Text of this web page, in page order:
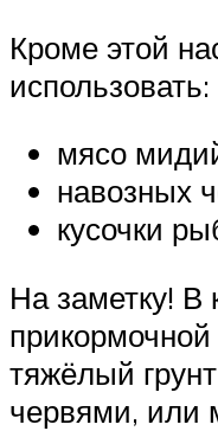
Кроме этой
использовать:
мясо
навозных
кусочки
На заметку! В
тяжёлый
червями, или